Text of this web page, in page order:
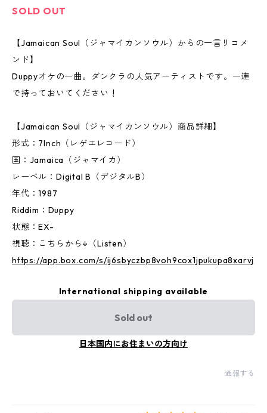
SOLD OUT
【Jamaican Soul（ジャマイカンソウル）からの一言リコメ
ンド】
Duppyオケの一曲。ダンクラの人気アーティストです。一連
で持っておいてください！
【Jamaican Soul（ジャマイカンソウル）商品詳細】
形式：7Inch（レゲエレコード）
国：Jamaica（ジャマイカ）
レーベル：Digital B（デジタルB）
年代：1987
Riddim：Duppy
状態：EX-
視聴：こちらから↓（Listen）
https://app.box.com/s/ij6sbyczbp8voh9cox1jpukupa8xarvj
International shipping available
Sold out
日本国内にお住まいの方向け
通報する